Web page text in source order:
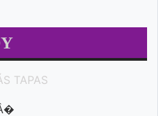
TAPAS